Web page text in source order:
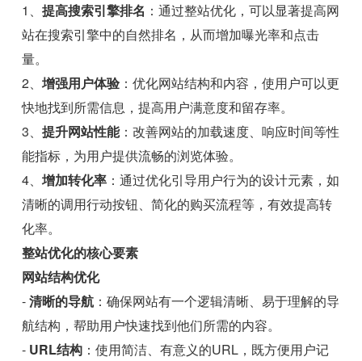
1、提高搜索引擎排名 ：通过整站优化，可以显著提高网
站在搜索引擎中的自然排名，从而增加曝光率和点击
量。
2、增强用户体验 ：优化网站结构和内容，使用户可以更
快地找到所需信息，提高用户满意度和留存率。
3、提升网站性能：改善网站的加载速度、响应时间等性
能指标，为用户提供流畅的浏览体验。
4、增加转化率 ：通过优化引导用户行为的设计元素，如
清晰的调用行动按钮、简化的购买流程等，有效提高转
化率。
整站优化的核心要素
网站结构优化
-清晰的导航 ：确保网站有一个逻辑清晰、易于理解的导
航结构，帮助用户快速找到他们所需的内容。
- URL结构 ：使用简洁、有意义的URL，既方便用户记